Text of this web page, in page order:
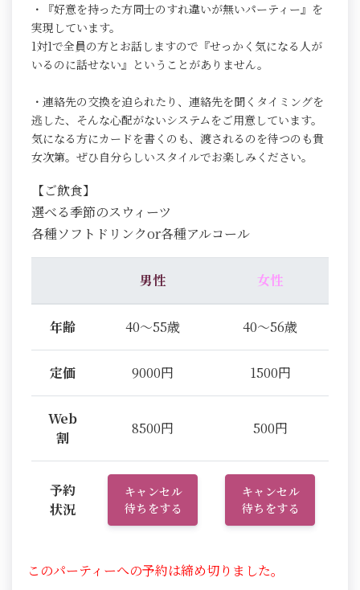
・『好意を持った方同士のすれ違いが無いパーティー』を
実現しています。
1対1で全員の方とお話しますので『せっかく気になる人が
いるのに話せない』ということがありません。
・連絡先の交換を迫られたり、連絡先を聞くタイミングを
逃した、そんな心配がないシステムをご用意しています。
気になる方にカードを書くのも、渡されるのを待つのも貴
女次第。ぜひ自分らしいスタイルでお楽しみください。
【ご飲食】
選べる季節のスウィーツ
各種ソフトドリンクor各種アルコール
男性 女性
年齢 40～55歳 40～56歳
定価 9000円 1500円
Web
割
8500円 500円
予約
状況
キャンセル
待ちをする
キャンセル
待ちをする
このパーティーへの予約は締め切りました。